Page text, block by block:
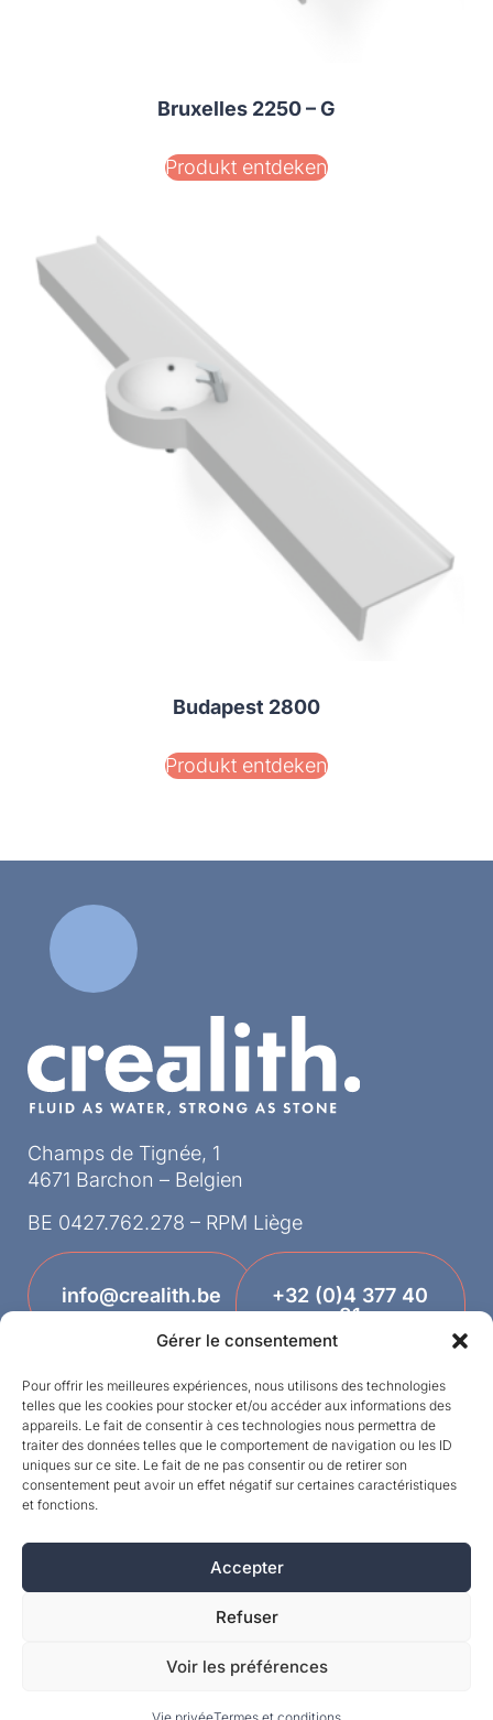
Gérer le consentement
Pour offrir les meilleures expériences, nous utilisons des technologies
telles que les cookies pour stocker et/ou accéder aux informations des
appareils. Le fait de consentir à ces technologies nous permettra de
traiter des données telles que le comportement de navigation ou les ID
uniques sur ce site. Le fait de ne pas consentir ou de retirer son
consentement peut avoir un effet négatif sur certaines caractéristiques
et fonctions.
Accepter
Refuser
Voir les préférences
Bruxelles 2250 – G
Produkt entdeken
Budapest 2800
Produkt entdeken
Champs de Tignée, 1
4671 Barchon – Belgien
BE 0427.762.278 – RPM Liège
info@crealith.be
+32 (0)4 377 40
81
©MPI 2026 – Crealith ist eine eingetragene
Marke von Mineral Products International S.A. –
Designed by